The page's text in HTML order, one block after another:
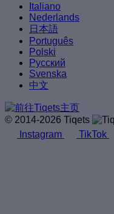
Italiano
Nederlands
日本語
Português
Polski
Русский
Svenska
中文
© 2014-2026 Tiqets
Instagram
TikTok